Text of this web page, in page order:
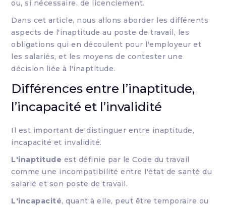
ou, si nécessaire, de licenciement.
Dans cet article, nous allons aborder les différents
aspects de l'inaptitude au poste de travail, les
obligations qui en découlent pour l'employeur et
les salariés, et les moyens de contester une
décision liée à l'inaptitude.
Différences entre l’inaptitude,
l’incapacité et l’invalidité
Il est important de distinguer entre inaptitude,
incapacité et invalidité.
L'inaptitude est définie par le Code du travail
comme une incompatibilité entre l'état de santé du
salarié et son poste de travail.
L'incapacité, quant à elle, peut être temporaire ou